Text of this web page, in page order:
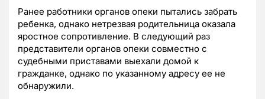
Ранее работники органов опеки пытались забрать
ребенка, однако нетрезвая родительница оказала
яростное сопротивление. В следующий раз
представители органов опеки совместно с
судебными приставами выехали домой к
гражданке, однако по указанному адресу ее не
обнаружили.